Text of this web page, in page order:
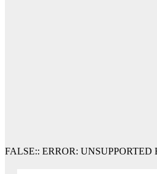
FALSE:: ERROR: UNSUPPORTED